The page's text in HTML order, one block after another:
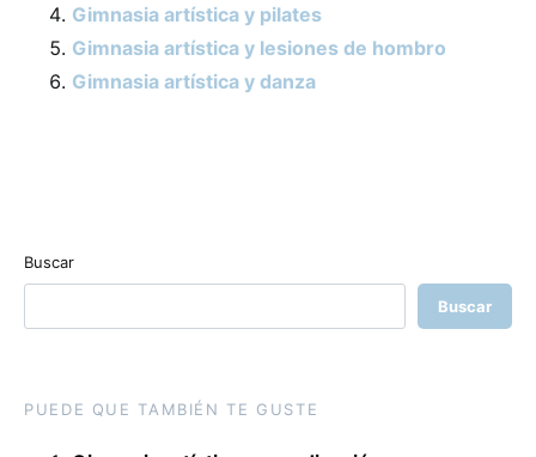
Gimnasia artística y pilates
Gimnasia artística y lesiones de hombro
Gimnasia artística y danza
Buscar
Buscar
PUEDE QUE TAMBIÉN TE GUSTE